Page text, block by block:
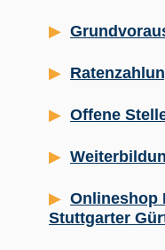
Offene
Onlineshop
Stuttgarter